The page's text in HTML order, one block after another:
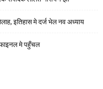
इतिहास मे दर्ज भेल नव अध्याय
मे पहुँचल